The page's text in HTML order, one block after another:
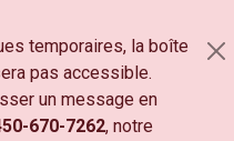
temporaires, la boîte
pas accessible.
un message en
670-7262, notre
PANIER